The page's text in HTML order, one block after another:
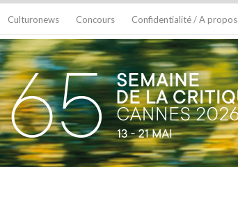
Culturonews Concours Confidentialité / A propos